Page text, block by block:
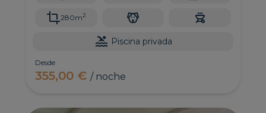
280m2
Piscina privada
Desde
355,00 €/ noche